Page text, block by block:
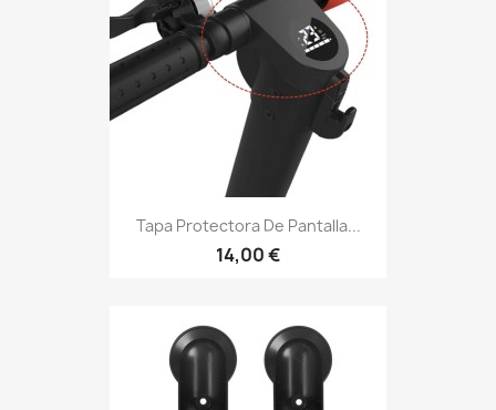
Tapa Protectora De Pantalla...
14,00 €